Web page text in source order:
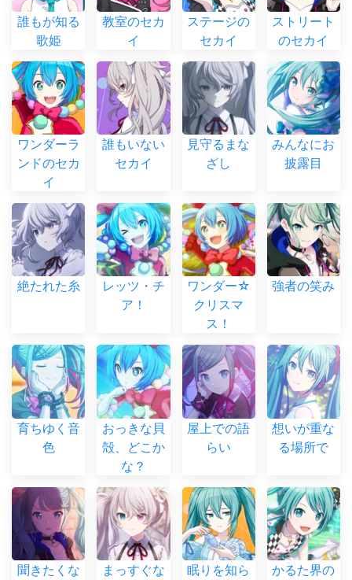
誰もが知る
歌姫
教室のセカ
イ
ステージの
セカイ
ストリート
のセカイ
ワンダーラ
ンドのセカ
イ
誰もいない
セカイ
見守るまな
ざし
みんなにお
披露目
絶たれた糸
レッツ・チ
ア！
ワンダー☆
クリスマ
ス！
強者の笑み
育ちゆく音
色
おっきな貝
殻、どこか
な？
屋上での語
らい
想いが重な
る場所で
聞きたくな まっすぐな 眠りを知ら かるた界の